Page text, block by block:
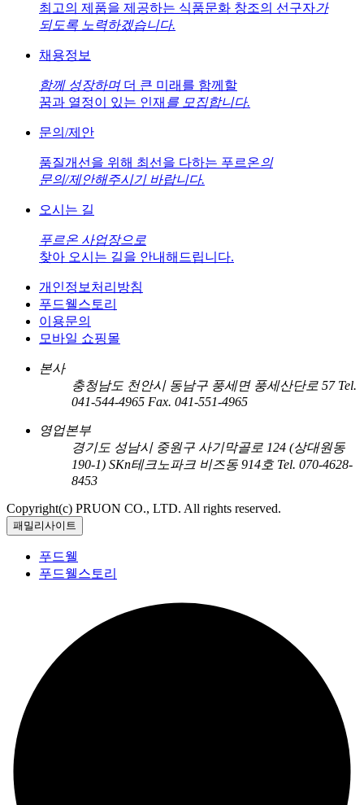
최고의 제품을 제공하는 식품문화 창조의 선구자가
되도록 노력하겠습니다.
채용정보
함께 성장하며 더 큰 미래를 함께할
꿈과 열정이 있는 인재 를 모집합니다.
문의/제안
품질개선을 위해 최선을 다하는 푸르온의
문의/제안해주시기 바랍니다.
오시는 길
푸르온 사업장으로
찾아 오시는 길을 안내해드립니다.
개인정보처리방침
푸드웰스토리
이용문의
모바일 쇼핑몰
본사
충청남도 천안시 동남구 풍세면 풍세산단로 57 Tel.
041-544-4965 Fax. 041-551-4965
영업본부
경기도 성남시 중원구 사기막골로 124 (상대원동
190-1) SKn테크노파크 비즈동 914호 Tel. 070-4628-
8453
Copyright(c) PRUON CO., LTD. All rights reserved.
패밀리사이트
푸드웰
푸드웰스토리